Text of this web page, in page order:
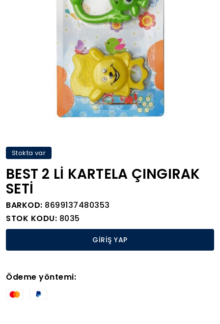
Stokta var
BEST 2 Lİ KARTELA ÇINGIRAK
SETİ
BARKOD: 8699137480353
STOK KODU: 8035
GİRİŞ YAP
Ödeme yöntemi: